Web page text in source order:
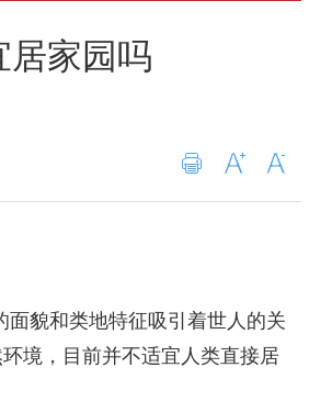
居家园吗
貌和类地特征吸引着世人的关
境，目前并不适宜人类直接居